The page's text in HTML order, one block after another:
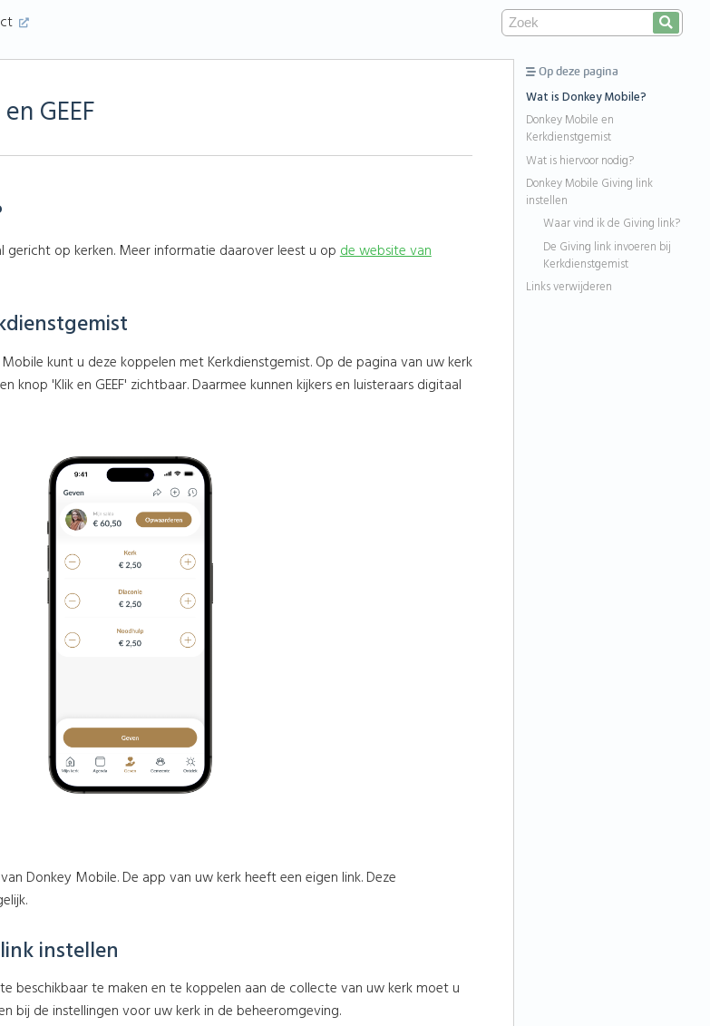
GEEF
gericht op kerken. Meer informatie daarover leest u opde website van
kunt u deze koppelen met Kerkdienstgemist. Op de pagina van uw kerk
knop 'Klik en GEEF' zichtbaar. Daarmee kunnen kijkers en luisteraars digitaal
Donkey Mobile. De app van uw kerk heeft een eigen link. Deze
instellen
beschikbaar te maken en te koppelen aan de collecte van uw kerk moet u
bij de instellingen voor uw kerk in de beheeromgeving.
Op deze pagina
Wat is Donkey Mobile?
Donkey Mobile en
Kerkdienstgemist
Wat is hiervoor nodig?
Donkey Mobile Giving link
instellen
Waar vind ik de Giving link?
De Giving link invoeren bij
Kerkdienstgemist
Links verwijderen